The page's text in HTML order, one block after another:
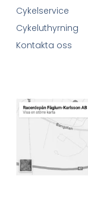
Cykelservice
Cykeluthyrning
Kontakta oss